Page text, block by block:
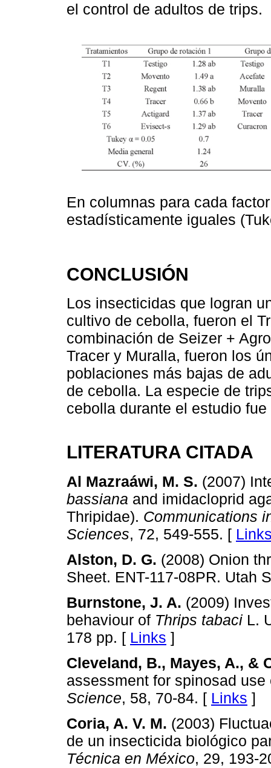
el control de adultos de trips.
En columnas para cada
estadísticamente iguales
CONCLUSIÓN
Los insecticidas que logran
cultivo de cebolla, fueron el
combinación de Seizer +
Tracer y Muralla, fueron los
poblaciones más bajas de
de cebolla. La especie de
cebolla durante el estudio fue
LITERATURA CITADA
Al Mazraáwi, M. S. (2007)
bassiana and imidacloprid
Thripidae). Communications
Sciences, 72, 549-555. [
Alston, D. G. (2008) Onion
Sheet. ENT-117-08PR. Utah
Burnstone, J. A. (2009)
behaviour of Thrips tabaci L.
178 pp. [ Links ]
Cleveland, B., Mayes, A., &
assessment for spinosad
Science, 58, 70-84. [ Links ]
Coria, A. V. M. (2003)
de un insecticida biológico
Técnica en México, 29, 193-